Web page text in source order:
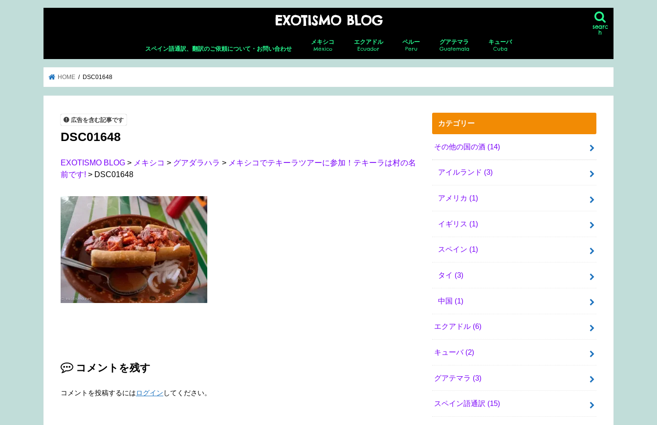
EXOTISMO BLOG
searc
h
スペイン語通訳、翻訳のご依頼について・お問い合わせ
メキシコ
México
メキシコシティ メキシコシティの博物館、美術館
ネバド・デ ・トルーカ
テオティワカン
トゥーラ
チャウトラ
ホタルの森
サン・アンドレス・チョルラ
アグアスカリエンテス フェリア・サンマルコス
ホセ・グアダルーペ・ポサダ美術館
セロ・デル・ムエルト
グアダラハラ グアダラハラ動物園
プエルト・バジャルタ
グアナファト グアナファトの博物館
レオン
メキシコ就労ビザ取得の全貌｜転職し
エクアドル
Ecuador
キト(新市街)
キト(旧市街)
コトパクシ
チンボラソ
オタバロ&周辺
ペルー
Peru
リマ
クスコ
サクサイワマン
ヴィニクンカ
プーノ
アレキパ
グアテマラ
Guatemala
アンティグア
アンティグアにあるスペイン語学校に
パカジャ火山
キューバ
Cuba
ハバナ
ピニャーレス渓谷へのツアー
HOME DSC01648
広告を含む記事です
DSC01648
EXOTISMO BLOG > メキシコ > グアダラハラ > メキシコでテキーラツアーに参加！テキーラは村の名
前です! > DSC01648
コメントを残す
コメントを投稿するにはログイン してください。
カテゴリー
その他の国の酒 (14)
アイルランド (3)
アメリカ (1)
イギリス (1)
スペイン (1)
タイ (3)
中国 (1)
エクアドル (6)
キューバ (2)
グアテマラ (3)
スペイン語通訳 (15)